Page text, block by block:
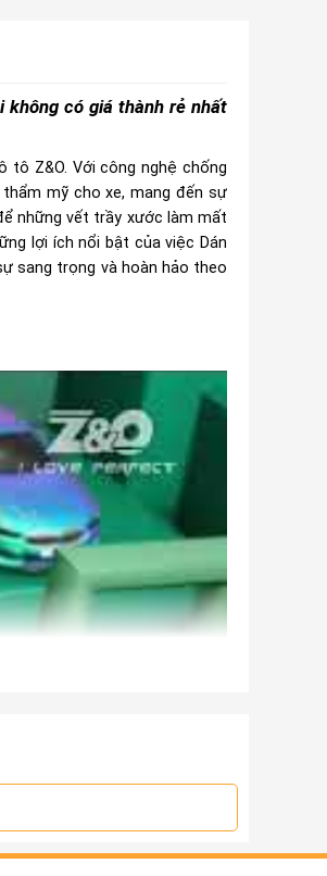
có giá thành rẻ nhất
tô Z&O. Với công nghệ chống
mỹ cho xe, mang đến sự
những vết trầy xước làm mất
lợi ích nổi bật của việc Dán
sang trọng và hoàn hảo theo